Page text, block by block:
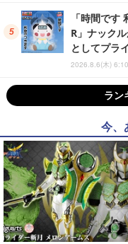
「時間です
R」ナック
としてプラ
2026.8.6(木) 6:10
ラン
今、